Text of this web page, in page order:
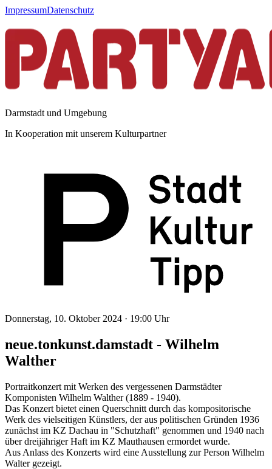
ImpressumDatenschutz
Darmstadt und Umgebung
In Kooperation mit unserem Kulturpartner
Donnerstag, 10. Oktober 2024 · 19:00 Uhr
neue.tonkunst.damstadt - Wilhelm
Walther
Portraitkonzert mit Werken des vergessenen Darmstädter
Komponisten Wilhelm Walther (1889 - 1940).
Das Konzert bietet einen Querschnitt durch das kompositorische
Werk des vielseitigen Künstlers, der aus politischen Gründen 1936
zunächst im KZ Dachau in "Schutzhaft" genommen und 1940 nach
über dreijähriger Haft im KZ Mauthausen ermordet wurde.
Aus Anlass des Konzerts wird eine Ausstellung zur Person Wilhelm
Walter gezeigt.